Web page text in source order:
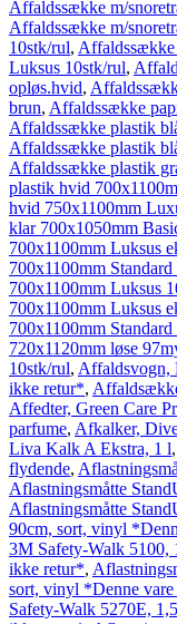
Affaldssække m/
Affaldssække m/
10stk/rul, Affaldssække
Luksus 10stk/rul,
opløs.hvid,
brun, Affaldssække
Affaldssække plastik
Affaldssække plastik
Affaldssække plastik
plastik hvid
hvid 750x1100mm
klar 700x1050mm
700x1100mm Luksus
700x1100mm
700x1100mm Luksus
700x1100mm Luksus
700x1100mm
720x1120mm løse
10stk/rul, Affaldsvogn,
ikke retur*,
Affedter, Green Care
parfume, Afkalker,
Liva Kalk A Ekstra, 1 l,
flydende,
Aflastningsmåtte
Aflastningsmåtte
90cm, sort, vinyl
3M Safety-Walk 5100,
ikke retur*,
sort, vinyl *Denne
Safety-Walk 5270E,